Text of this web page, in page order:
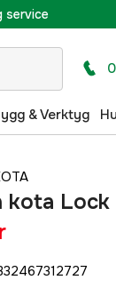
service
& Verktyg
kota